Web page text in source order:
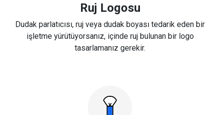
Ruj Logosu
Dudak parlatıcısı, ruj veya dudak boyası tedarik eden bir
işletme yürütüyorsanız, içinde ruj bulunan bir logo
tasarlamanız gerekir.